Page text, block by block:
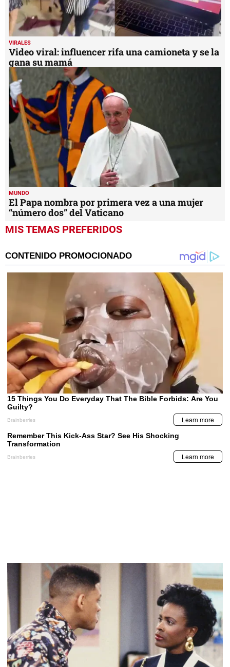
VIRALES
Video viral: influencer rifa una camioneta y se la
gana su mamá
MUNDO
El Papa nombra por primera vez a una mujer
“número dos” del Vaticano
MIS TEMAS PREFERIDOS